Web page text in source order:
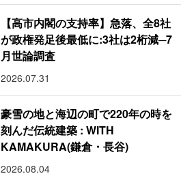
【高市内閣の支持率】急落、全8社
が政権発足後最低に:3社は2桁減─7
月世論調査
2026.07.31
豪雪の地と海辺の町で220年の時を
刻んだ伝統建築 : WITH
KAMAKURA(鎌倉・長谷)
2026.08.04